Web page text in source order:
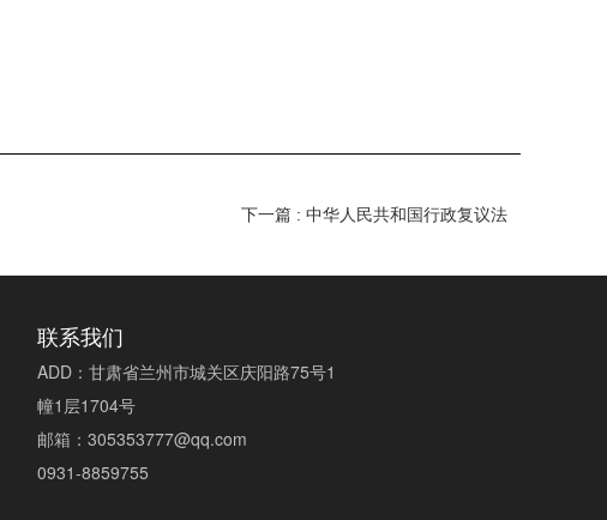
下一篇 : 中华人民共和国行政复议法
联系我们
ADD： 甘肃省兰州市城关区庆阳路75号1
幢1层1704号
邮箱 ： 305353777@qq.com
0931-8859755